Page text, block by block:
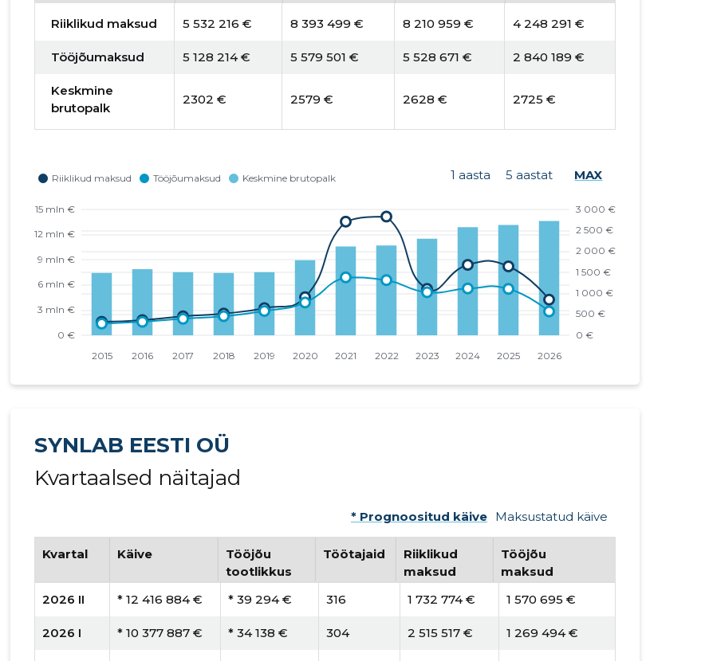
Riiklikud maksud 5 532 216 € 8 393 499 € 8 210 959 € 4 248 291 €
Tööjõumaksud 5 128 214 € 5 579 501 € 5 528 671 € 2 840 189 €
Keskmine
brutopalk
2302 € 2579 € 2628 € 2725 €
1 aasta 5 aastat MAX
SYNLAB EESTI OÜ
Kvartaalsed näitajad
* Prognoositud käive Maksustatud käive
Kvartal Käive
Tööjõu
tootlikkus
Töötajaid
Riiklikud
maksud
Tööjõu
maksud
2026 II
* 12 416 884 € * 39 294 € 316 1 732 774 € 1 570 695 €
2026 I * 10 377 887 € * 34 138 € 304 2 515 517 € 1 269 494 €